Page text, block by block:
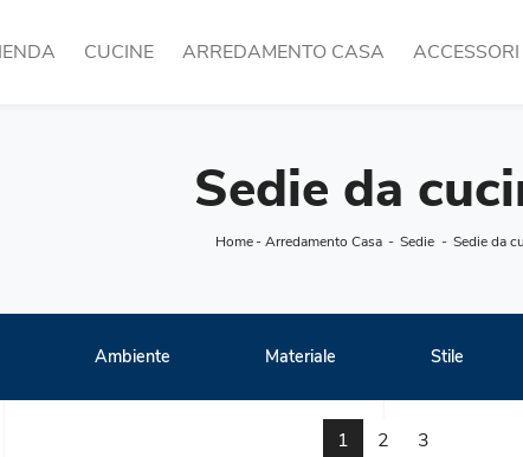
CUCINE ARREDAMENTO CASA
Sedie da
Home-Arredamento Casa - Sedie - Sedie da
Ambiente Materiale Stile
1 2 3